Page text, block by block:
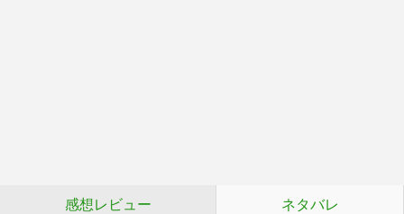
感想レビュー ネタバレ